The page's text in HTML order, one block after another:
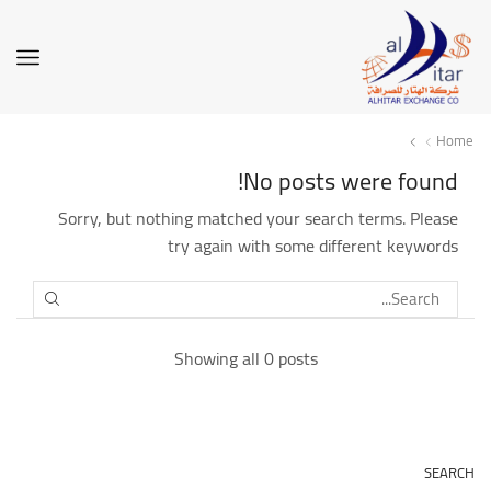
Home
No posts were found!
Sorry, but nothing matched your search terms. Please
try again with some different keywords
SEARCH
Showing all 0 posts
SEARCH